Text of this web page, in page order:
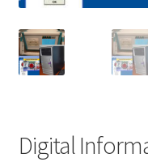
Digital